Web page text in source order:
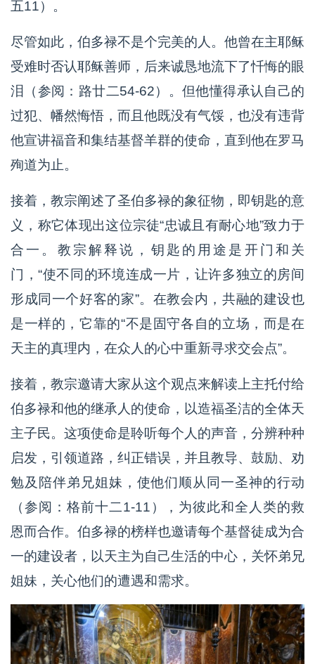
五11）。
尽管如此，伯多禄不是个完美的人。他曾在主耶稣
受难时否认耶稣善师，后来诚恳地流下了忏悔的眼
泪（参阅：路廿二54-62）。但他懂得承认自己的
过犯、幡然悔悟，而且他既没有气馁，也没有违背
他宣讲福音和集结基督羊群的使命，直到他在罗马
殉道为止。
接着，教宗阐述了圣伯多禄的象征物，即钥匙的意
义，称它体现出这位宗徒“忠诚且有耐心地”致力于
合一。教宗解释说，钥匙的用途是开门和关
门，“使不同的环境连成一片，让许多独立的房间
形成同一个好客的家”。在教会内，共融的建设也
是一样的，它靠的“不是固守各自的立场，而是在
天主的真理内，在众人的心中重新寻求交会点”。
接着，教宗邀请大家从这个观点来解读上主托付给
伯多禄和他的继承人的使命，以造福圣洁的全体天
主子民。这项使命是聆听每个人的声音，分辨种种
启发，引领道路，纠正错误，并且教导、鼓励、劝
勉及陪伴弟兄姐妹，使他们顺从同一圣神的行动
（参阅：格前十二1-11），为彼此和全人类的救
恩而合作。伯多禄的榜样也邀请每个基督徒成为合
一的建设者，以天主为自己生活的中心，关怀弟兄
姐妹，关心他们的遭遇和需求。